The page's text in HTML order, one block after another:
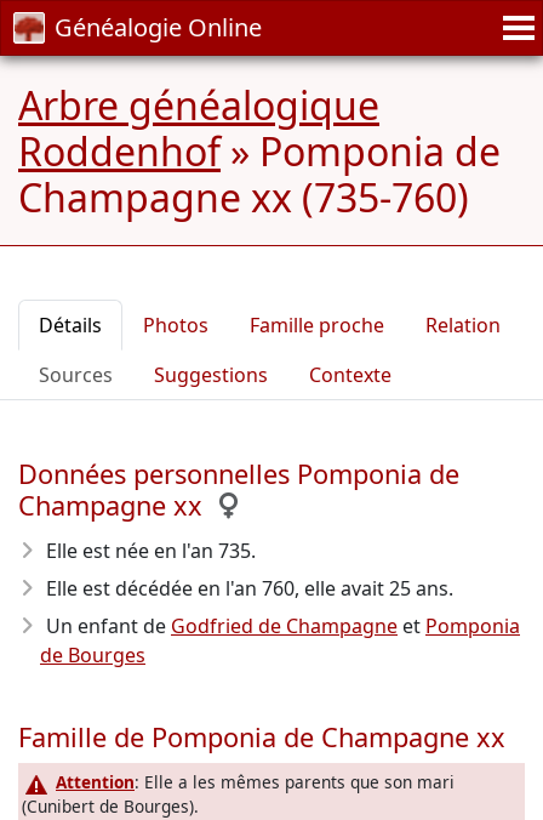
Généalogie Online
Arbre généalogique
Roddenhof» Pomponia de
Champagne xx (735-760)
Détails Photos Famille proche
Relation
Sources
Suggestions Contexte
Données personnelles Pomponia de
Champagne xx
Elle est née en l'an 735.
Elle est décédée en l'an 760, elle avait 25 ans.
Un enfant de Godfried de Champagne et Pomponia
de Bourges
Famille de Pomponia de Champagne xx
Attention: Elle a les mêmes parents que son mari
(Cunibert de Bourges).